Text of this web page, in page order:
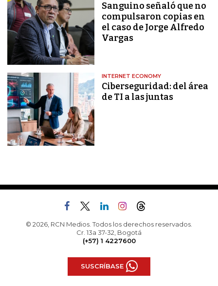
Sanguino señaló que no
compulsaron copias en
el caso de Jorge Alfredo
Vargas
INTERNET ECONOMY
Ciberseguridad: del área
de TI a las juntas
© 2026, RCN Medios. Todos los derechos reservados.
Cr. 13a 37-32, Bogotá
(+57) 1 4227600
SUSCRÍBASE